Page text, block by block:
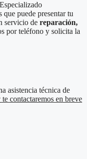
que puede presentar tu
servicio de reparación,
por teléfono y solicita la
asistencia técnica de
contactaremos en breve